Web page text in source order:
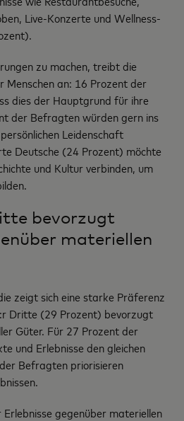
Live-Konzerte und Wellness-
zu machen, treibt die
Menschen an: 16 Prozent der
dies der Hauptgrund für ihre
der Befragten würden gern ins
Leidenschaft
Deutsche (24 Prozent) möchte
und Kultur verbinden, um
bevorzugt
materiellen
zeigt sich eine starke Präferenz
Dritte (29 Prozent) bevorzugt
Güter. Für 27 Prozent der
und Erlebnisse den gleichen
Befragten priorisieren
gegenüber materiellen